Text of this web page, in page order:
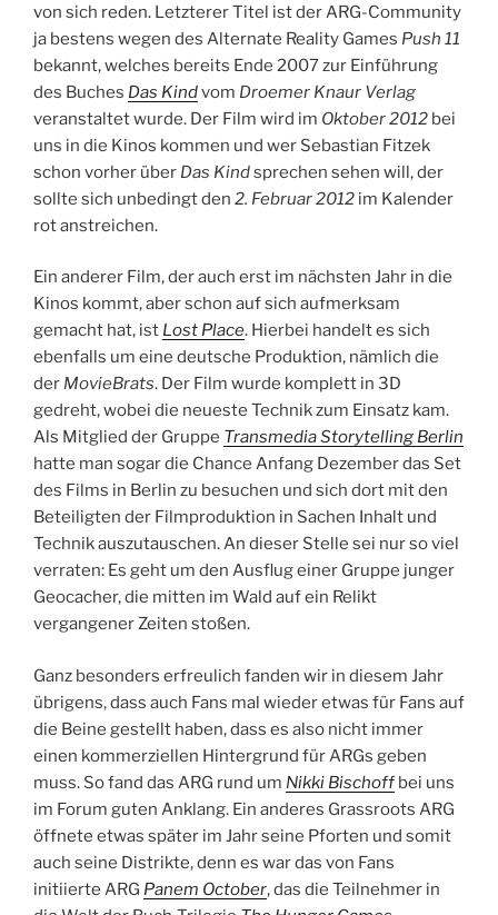
von sich reden. Letzterer Titel ist der ARG-Community
ja bestens wegen des Alternate Reality Games Push 11
bekannt, welches bereits Ende 2007 zur Einführung
des Buches Das Kindvom Droemer Knaur Verlag
veranstaltet wurde. Der Film wird im Oktober 2012 bei
uns in die Kinos kommen und wer Sebastian Fitzek
schon vorher über Das Kindsprechen sehen will, der
sollte sich unbedingt den 2. Februar 2012 im Kalender
rot anstreichen.
Ein anderer Film, der auch erst im nächsten Jahr in die
Kinos kommt, aber schon auf sich aufmerksam
gemacht hat, ist Lost Place. Hierbei handelt es sich
ebenfalls um eine deutsche Produktion, nämlich die
der MovieBrats. Der Film wurde komplett in 3D
gedreht, wobei die neueste Technik zum Einsatz kam.
Als Mitglied der Gruppe Transmedia Storytelling Berlin
hatte man sogar die Chance Anfang Dezember das Set
des Films in Berlin zu besuchen und sich dort mit den
Beteiligten der Filmproduktion in Sachen Inhalt und
Technik auszutauschen. An dieser Stelle sei nur so viel
verraten: Es geht um den Ausflug einer Gruppe junger
Geocacher, die mitten im Wald auf ein Relikt
vergangener Zeiten stoßen.
Ganz besonders erfreulich fanden wir in diesem Jahr
übrigens, dass auch Fans mal wieder etwas für Fans auf
die Beine gestellt haben, dass es also nicht immer
einen kommerziellen Hintergrund für ARGs geben
muss. So fand das ARG rund um Nikki Bischoffbei uns
im Forum guten Anklang. Ein anderes Grassroots ARG
öffnete etwas später im Jahr seine Pforten und somit
auch seine Distrikte, denn es war das von Fans
initiierte ARG Panem October, das die Teilnehmer in